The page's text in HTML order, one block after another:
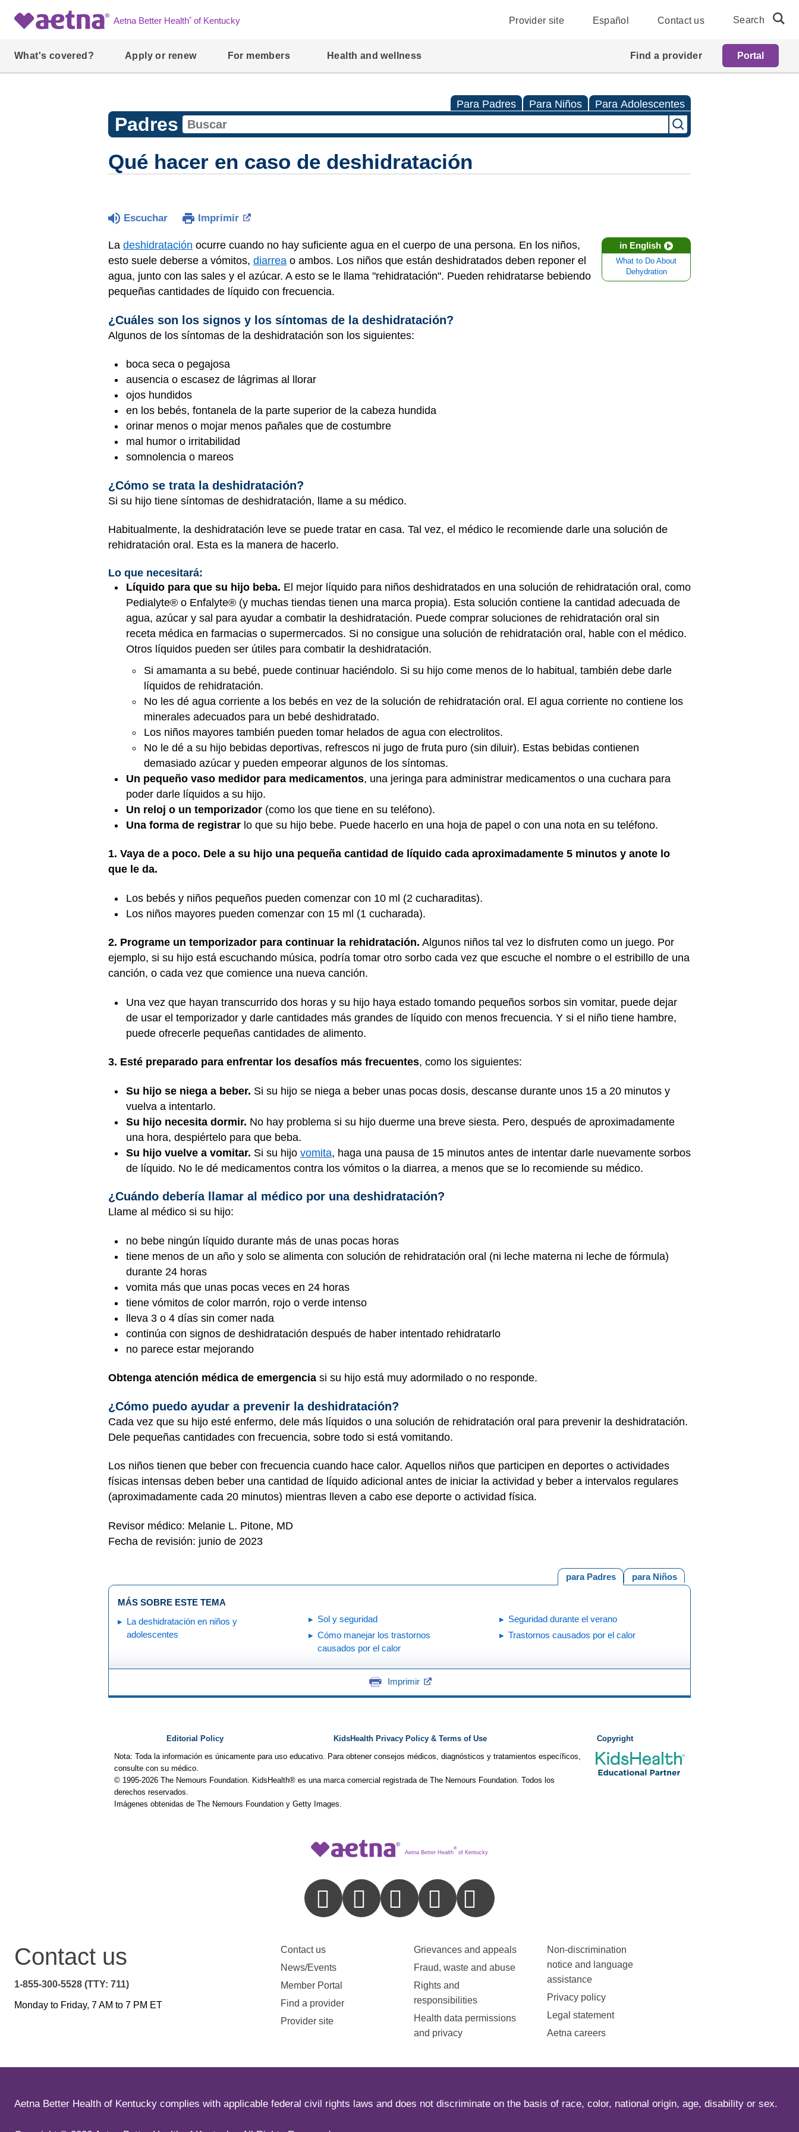
Aetna Better Health®of Kentucky Provider site Español Contact us Search
What's covered? Apply or renew For members Health and wellness Find a provider Portal
Para Padres Para Niños Para Adolescentes
Padres
Qué hacer en caso de deshidratación
Escuchar Imprimir
in English
What to Do About
Dehydration
La deshidratación ocurre cuando no hay suficiente agua en el cuerpo de una persona. En los niños,
esto suele deberse a vómitos, diarrea o ambos. Los niños que están deshidratados deben reponer el
agua, junto con las sales y el azúcar. A esto se le llama "rehidratación". Pueden rehidratarse bebiendo
pequeñas cantidades de líquido con frecuencia.
¿Cuáles son los signos y los síntomas de la deshidratación?
Algunos de los síntomas de la deshidratación son los siguientes:
boca seca o pegajosa
ausencia o escasez de lágrimas al llorar
ojos hundidos
en los bebés, fontanela de la parte superior de la cabeza hundida
orinar menos o mojar menos pañales que de costumbre
mal humor o irritabilidad
somnolencia o mareos
¿Cómo se trata la deshidratación?
Si su hijo tiene síntomas de deshidratación, llame a su médico.
Habitualmente, la deshidratación leve se puede tratar en casa. Tal vez, el médico le recomiende darle una solución de
rehidratación oral. Esta es la manera de hacerlo.
Lo que necesitará:
Líquido para que su hijo beba. El mejor líquido para niños deshidratados en una solución de rehidratación oral, como
Pedialyte® o Enfalyte® (y muchas tiendas tienen una marca propia). Esta solución contiene la cantidad adecuada de
agua, azúcar y sal para ayudar a combatir la deshidratación. Puede comprar soluciones de rehidratación oral sin
receta médica en farmacias o supermercados. Si no consigue una solución de rehidratación oral, hable con el médico.
Otros líquidos pueden ser útiles para combatir la deshidratación.
Si amamanta a su bebé, puede continuar haciéndolo. Si su hijo come menos de lo habitual, también debe darle
líquidos de rehidratación.
No les dé agua corriente a los bebés en vez de la solución de rehidratación oral. El agua corriente no contiene los
minerales adecuados para un bebé deshidratado.
Los niños mayores también pueden tomar helados de agua con electrolitos.
No le dé a su hijo bebidas deportivas, refrescos ni jugo de fruta puro (sin diluir). Estas bebidas contienen
demasiado azúcar y pueden empeorar algunos de los síntomas.
Un pequeño vaso medidor para medicamentos, una jeringa para administrar medicamentos o una cuchara para
poder darle líquidos a su hijo.
Un reloj o un temporizador (como los que tiene en su teléfono).
Una forma de registrar lo que su hijo bebe. Puede hacerlo en una hoja de papel o con una nota en su teléfono.
1. Vaya de a poco. Dele a su hijo una pequeña cantidad de líquido cada aproximadamente 5 minutos y anote lo
que le da.
Los bebés y niños pequeños pueden comenzar con 10 ml (2 cucharaditas).
Los niños mayores pueden comenzar con 15 ml (1 cucharada).
2. Programe un temporizador para continuar la rehidratación. Algunos niños tal vez lo disfruten como un juego. Por
ejemplo, si su hijo está escuchando música, podría tomar otro sorbo cada vez que escuche el nombre o el estribillo de una
canción, o cada vez que comience una nueva canción.
Una vez que hayan transcurrido dos horas y su hijo haya estado tomando pequeños sorbos sin vomitar, puede dejar
de usar el temporizador y darle cantidades más grandes de líquido con menos frecuencia. Y si el niño tiene hambre,
puede ofrecerle pequeñas cantidades de alimento.
3. Esté preparado para enfrentar los desafíos más frecuentes, como los siguientes:
Su hijo se niega a beber. Si su hijo se niega a beber unas pocas dosis, descanse durante unos 15 a 20 minutos y
vuelva a intentarlo.
Su hijo necesita dormir. No hay problema si su hijo duerme una breve siesta. Pero, después de aproximadamente
una hora, despiértelo para que beba.
Su hijo vuelve a vomitar. Si su hijo vomita, haga una pausa de 15 minutos antes de intentar darle nuevamente sorbos
de líquido. No le dé medicamentos contra los vómitos o la diarrea, a menos que se lo recomiende su médico.
¿Cuándo debería llamar al médico por una deshidratación?
Llame al médico si su hijo:
no bebe ningún líquido durante más de unas pocas horas
tiene menos de un año y solo se alimenta con solución de rehidratación oral (ni leche materna ni leche de fórmula)
durante 24 horas
vomita más que unas pocas veces en 24 horas
tiene vómitos de color marrón, rojo o verde intenso
lleva 3 o 4 días sin comer nada
continúa con signos de deshidratación después de haber intentado rehidratarlo
no parece estar mejorando
Obtenga atención médica de emergencia si su hijo está muy adormilado o no responde.
¿Cómo puedo ayudar a prevenir la deshidratación?
Cada vez que su hijo esté enfermo, dele más líquidos o una solución de rehidratación oral para prevenir la deshidratación.
Dele pequeñas cantidades con frecuencia, sobre todo si está vomitando.
Los niños tienen que beber con frecuencia cuando hace calor. Aquellos niños que participen en deportes o actividades
físicas intensas deben beber una cantidad de líquido adicional antes de iniciar la actividad y beber a intervalos regulares
(aproximadamente cada 20 minutos) mientras lleven a cabo ese deporte o actividad física.
Revisor médico: Melanie L. Pitone, MD
Fecha de revisión: junio de 2023
para Niños
para Padres
MÁS SOBRE ESTE TEMA
La deshidratación en niños y
adolescentes
Sol y seguridad
Cómo manejar los trastornos
causados por el calor
Seguridad durante el verano
Trastornos causados por el calor
Imprimir
Editorial Policy KidsHealth Privacy Policy & Terms of Use Copyright
Nota: Toda la información es únicamente para uso educativo. Para obtener consejos médicos, diagnósticos y tratamientos específicos,
consulte con su médico.
© 1995-2026 The Nemours Foundation. KidsHealth® es una marca comercial registrada de The Nemours Foundation. Todos los
derechos reservados.
Imágenes obtenidas de The Nemours Foundation y Getty Images.
Aetna Better Health
®
of Kentucky
Contact us
1-855-300-5528 (TTY: 711)
Monday to Friday, 7 AM to 7 PM ET
Contact us
News/Events
Member Portal
Find a provider
Provider site
Grievances and appeals
Fraud, waste and abuse
Rights and
responsibilities
Health data permissions
and privacy
Non-discrimination
notice and language
assistance
Privacy policy
Legal statement
Aetna careers
Aetna Better Health of Kentucky complies with applicable federal civil rights laws and does not discriminate on the basis of race, color, national origin, age, disability or sex.